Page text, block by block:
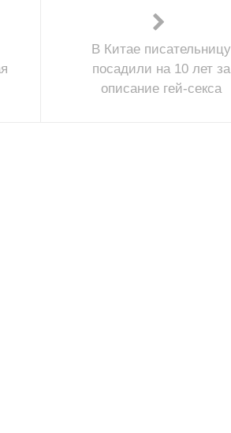
В Китае писательницу
посадили на 10 лет за
описание гей-секса